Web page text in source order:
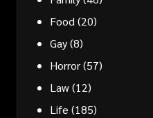
Food (20)
Gay(8)
Horror(57)
Law(12)
Life (185)